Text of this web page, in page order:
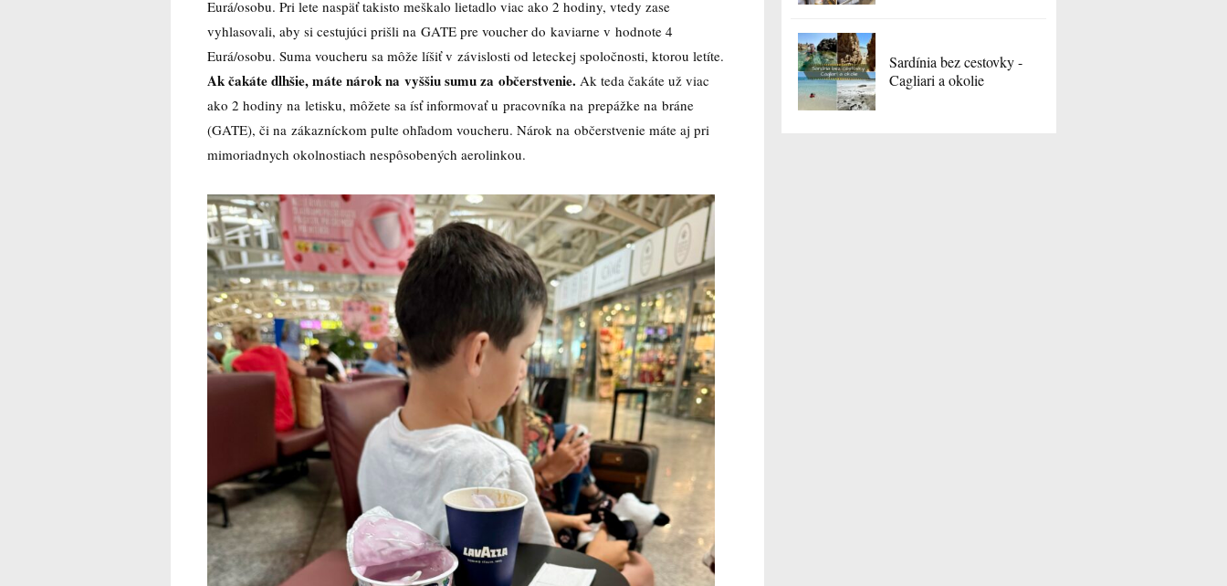
Eurá/osobu. Pri lete naspäť takisto meškalo lietadlo viac ako 2 hodiny, vtedy zase
vyhlasovali, aby si cestujúci prišli na GATE pre voucher do kaviarne v hodnote 4
Eurá/osobu. Suma voucheru sa môže líšiť v závislosti od leteckej spoločnosti, ktorou letíte.
Ak čakáte dlhšie, máte nárok na vyššiu sumu za občerstvenie. Ak teda čakáte už viac
ako 2 hodiny na letisku, môžete sa ísť informovať u pracovníka na prepážke na bráne
(GATE), či na zákazníckom pulte ohľadom voucheru. Nárok na občerstvenie máte aj pri
mimoriadnych okolnostiach nespôsobených aerolinkou.
Sardínia bez cestovky -
Cagliari a okolie